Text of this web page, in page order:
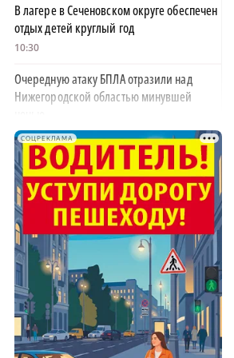
В лагере в Сеченовском округе обеспечен
отдых детей круглый год
10:30
Очередную атаку БПЛА отразили над
Нижегородской областью минувшей
10:18
Поджог устроили на
деревообрабатывающем предприятии в
Воротынском округе
10:03
Проезд по нижегородскому Метромосту
ограничили до конца сентября
09:12
Нижегородец получил разрыв диафрагмы
после падения с кровати
СОЦРЕКЛАМА